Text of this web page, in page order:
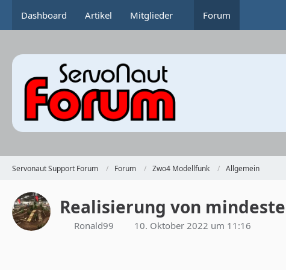
Dashboard Artikel Mitglieder Forum
Servonaut Support Forum Forum Zwo4 Modellfunk Allgemein
Realisierung von
Ronald99 10. Oktober 2022 um 11:16